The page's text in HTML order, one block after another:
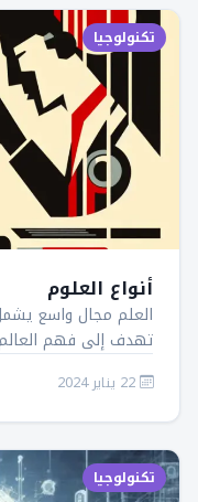
تكنولوجيا
أنواع العلوم
العلم مجال واسع
تهدف إلى فهم
تكنولوجيا